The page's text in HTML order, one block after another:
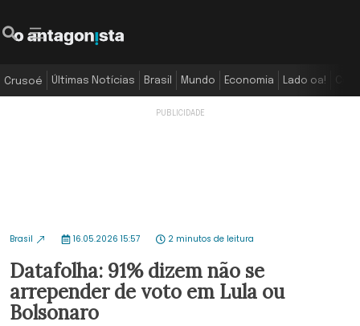
Crusoé Últimas Notícias Brasil Mundo Economia Lado oa!
Brasil 16.05.2026 15:57 2 minutos de leitura
Datafolha: 91% dizem não se
arrepender de voto em Lula ou
Bolsonaro